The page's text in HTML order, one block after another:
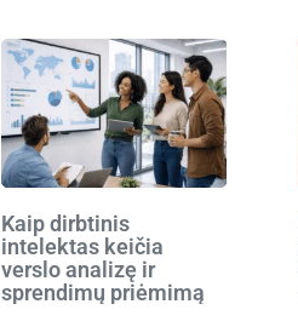
Kaip dirbtinis
intelektas keičia
verslo analizę ir
sprendimų priėmimą